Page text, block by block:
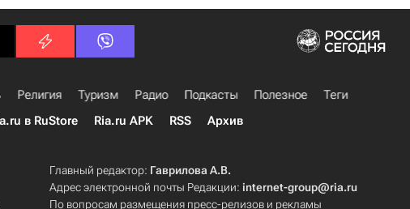
Религия Туризм Радио Подкасты Полезное
Теги
в RuStore Ria.ru APK RSS Архив
Главный редактор: Гаврилова А.В.
Адрес электронной почты Редакции:internet-group@ria.ru
По вопросам размещения пресс-релизов и рекламы